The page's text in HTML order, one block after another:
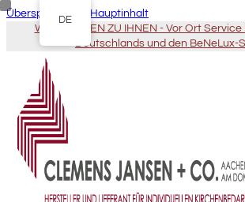
Überspringen zu Hauptinhalt
WIR KOMMEN ZU IHNEN - Vor Ort
Deutschlands und den BeNeLux-
DE